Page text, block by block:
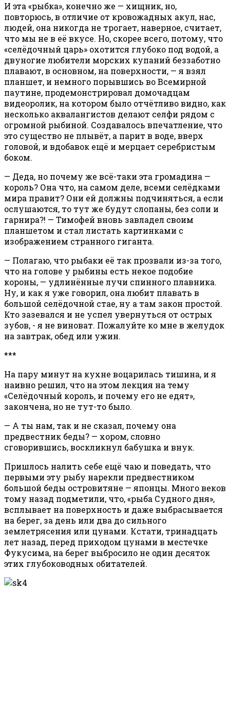
И эта «рыбка», конечно же — хищник, но,
повторюсь, в отличие от кровожадных акул, нас,
людей, она никогда не трогает, наверное, считает,
что мы не в её вкусе. Но, скорее всего, потому, что
«селёдочный царь» охотится глубоко под водой, а
двуногие любители морских купаний беззаботно
плавают, в основном, на поверхности, — я взял
планшет, и немного порывшись во Всемирной
паутине, продемонстрировал домочадцам
видеоролик, на котором было отчётливо видно, как
несколько аквалангистов делают селфи рядом с
огромной рыбиной. Создавалось впечатление, что
это существо не плывёт, а парит в воде, вверх
головой, и вдобавок ещё и мерцает серебристым
боком.
— Деда, но почему же всё-таки эта громадина —
король? Она что, на самом деле, всеми селёдками
мира правит? Они ей должны подчиняться, а если
ослушаются, то тут же будут слопаны, без соли и
гарнира?! — Тимофей вновь завладел своим
планшетом и стал листать картинками с
изображением странного гиганта.
— Полагаю, что рыбаки её так прозвали из-за того,
что на голове у рыбины есть некое подобие
короны, — удлинённые лучи спинного плавника.
Ну, и как я уже говорил, она любит плавать в
большой селёдочной стае, ну а там закон простой.
Кто зазевался и не успел увернуться от острых
зубов, - я не виноват. Пожалуйте ко мне в желудок
на завтрак, обед или ужин.
***
На пару минут на кухне воцарилась тишина, и я
наивно решил, что на этом лекция на тему
«Селёдочный король, и почему его не едят»,
закончена, но не тут-то было.
— А ты нам, так и не сказал, почему она
предвестник беды? — хором, словно
сговорившись, воскликнул бабушка и внук.
Пришлось налить себе ещё чаю и поведать, что
первыми эту рыбу нарекли предвестником
большой беды островитяне — японцы. Много веков
тому назад подметили, что, «рыба Судного дня»,
всплывает на поверхность и даже выбрасывается
на берег, за день или два до сильного
землетрясения или цунами. Кстати, тринадцать
лет назад, перед приходом цунами в местечке
Фукусима, на берег выбросило не один десяток
этих глубоководных обитателей.